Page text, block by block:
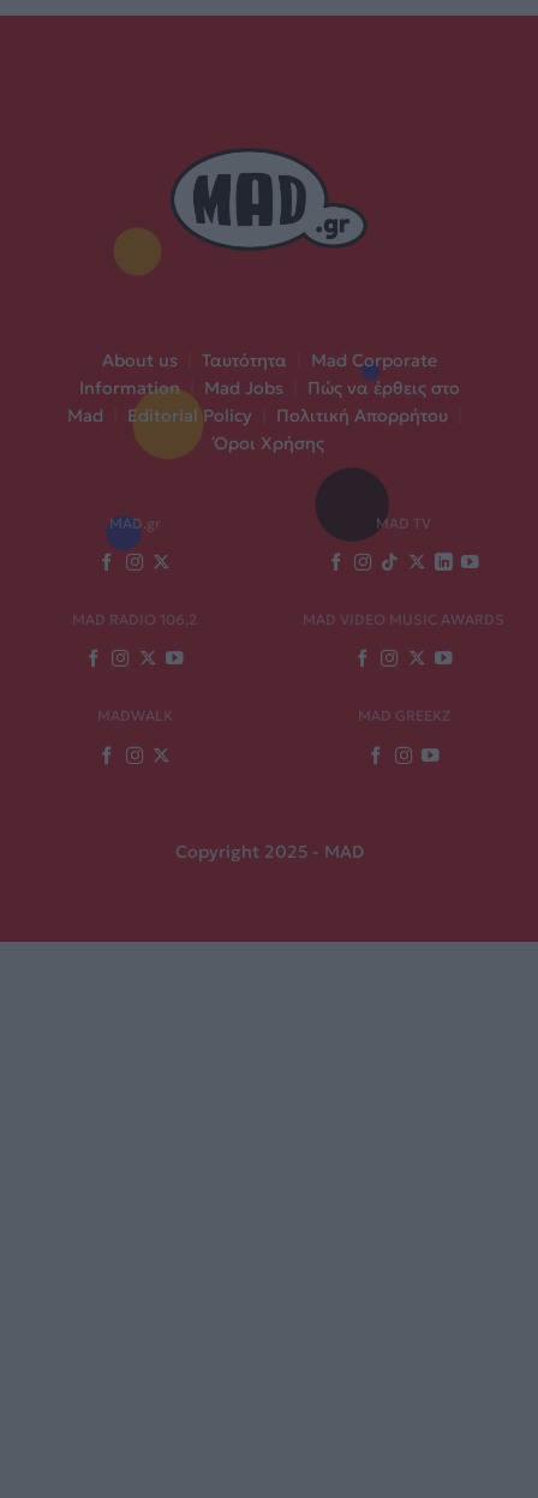
About us Ταυτότητα
Mad Corporate
Information
Mad Jobs
Πώς να έρθεις στο
Mad
Editorial Policy Πολιτική Απορρήτου
Όροι Χρήσης
MAD.gr MAD TV
MAD RADIO 106,2 MAD VIDEO MUSIC AWARDS
MADWALK MAD GREEKZ
Copyright 2025 - MAD